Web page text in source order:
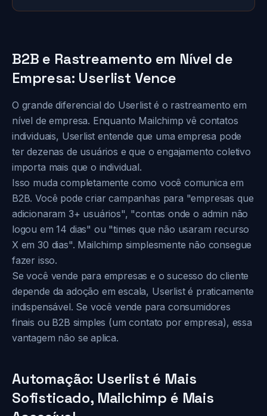
B2B e Rastreamento em Nível de
Empresa: Userlist Vence
O grande diferencial do Userlist é o rastreamento em
nível de empresa. Enquanto Mailchimp vê contatos
individuais, Userlist entende que uma empresa pode
ter dezenas de usuários e que o engajamento coletivo
importa mais que o individual.
Isso muda completamente como você comunica em
B2B. Você pode criar campanhas para "empresas que
adicionaram 3+ usuários", "contas onde o admin não
logou em 14 dias" ou "times que não usaram recurso
X em 30 dias". Mailchimp simplesmente não consegue
fazer isso.
Se você vende para empresas e o sucesso do cliente
depende da adoção em escala, Userlist é praticamente
indispensável. Se você vende para consumidores
finais ou B2B simples (um contato por empresa), essa
vantagem não se aplica.
Automação: Userlist é Mais
Sofisticado, Mailchimp é Mais